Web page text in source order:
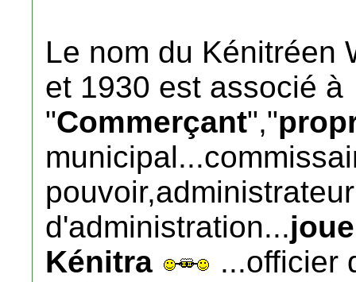
Le nom du Kénitréen
et 1930 est associé à
"Commerçant","
d'administration...
Kénitra
...officier